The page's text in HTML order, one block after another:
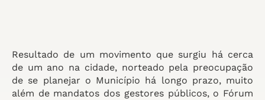
Resultado de um movimento que surgiu há cerca
de um ano na cidade, norteado pela preocupação
de se planejar o Município há longo prazo, muito
além de mandatos dos gestores públicos, o Fórum